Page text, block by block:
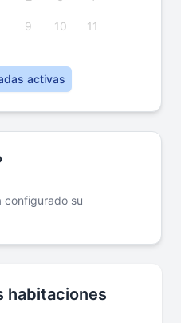
9 10 11
activas
configurado su
habitaciones